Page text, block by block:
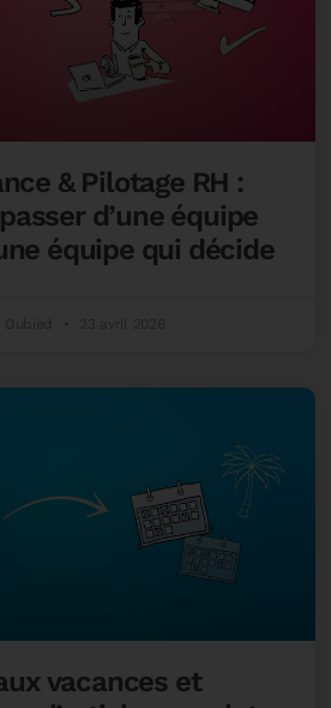
& Pilotage RH :
d’une équipe
équipe qui décide
vacances et